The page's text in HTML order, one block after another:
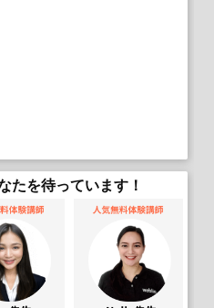
たを待っています！